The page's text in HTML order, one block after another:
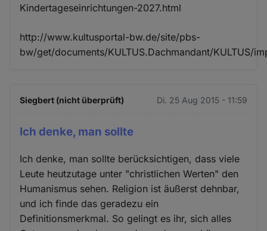
Kindertageseinrichtungen-2027.html
http://www.kultusportal-bw.de/site/pbs-
bw/get/documents/KULTUS.Dachmandant/KULTUS/
Siegbert (nicht überprüft) Di. 25 Aug 2015 - 11:59
Ich denke, man sollte
Ich denke, man sollte berücksichtigen, dass viele
Leute heutzutage unter "christlichen Werten" den
Humanismus sehen. Religion ist äußerst dehnbar,
und ich finde das geradezu ein
Definitionsmerkmal. So gelingt es ihr, sich alles